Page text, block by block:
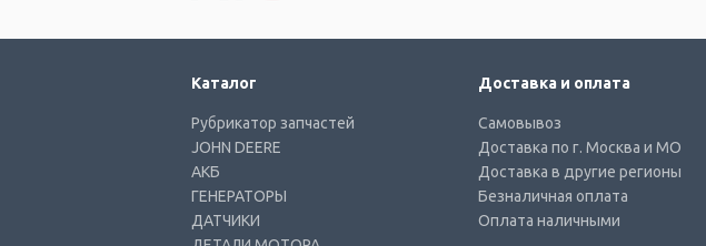
Каталог
Рубрикатор запчастей
JOHN DEERE
АКБ
ГЕНЕРАТОРЫ
ДАТЧИКИ
Доставка и оплата
Самовывоз
Доставка по г. Москва и МО
Доставка в другие регионы
Безналичная оплата
Оплата наличными